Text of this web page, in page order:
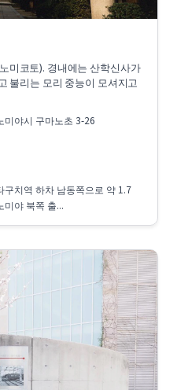
미코토). 경내에는 산학신사가
불리는 모리 중능이 모셔지고
미야시 구마노초 3-26
구치역 하차 남동쪽으로 약 1.7
야 북쪽 출...